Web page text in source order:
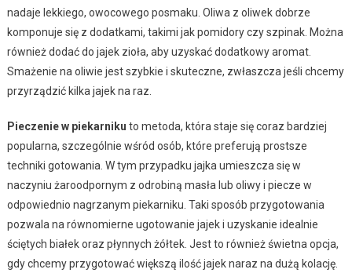
nadaje lekkiego, owocowego posmaku. Oliwa z oliwek dobrze
komponuje się z dodatkami, takimi jak pomidory czy szpinak. Można
również dodać do jajek zioła, aby uzyskać dodatkowy aromat.
Smażenie na oliwie jest szybkie i skuteczne, zwłaszcza jeśli chcemy
przyrządzić kilka jajek na raz.
Pieczenie w piekarniku to metoda, która staje się coraz bardziej
popularna, szczególnie wśród osób, które preferują prostsze
techniki gotowania. W tym przypadku jajka umieszcza się w
naczyniu żaroodpornym z odrobiną masła lub oliwy i piecze w
odpowiednio nagrzanym piekarniku. Taki sposób przygotowania
pozwala na równomierne ugotowanie jajek i uzyskanie idealnie
ściętych białek oraz płynnych żółtek. Jest to również świetna opcja,
gdy chcemy przygotować większą ilość jajek naraz na dużą kolację.